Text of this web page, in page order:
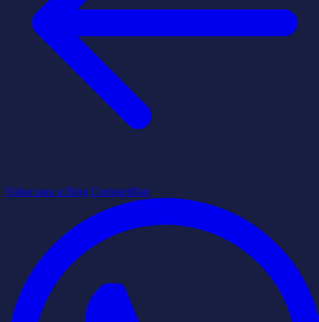
Voltar para o Blog Compartilhar